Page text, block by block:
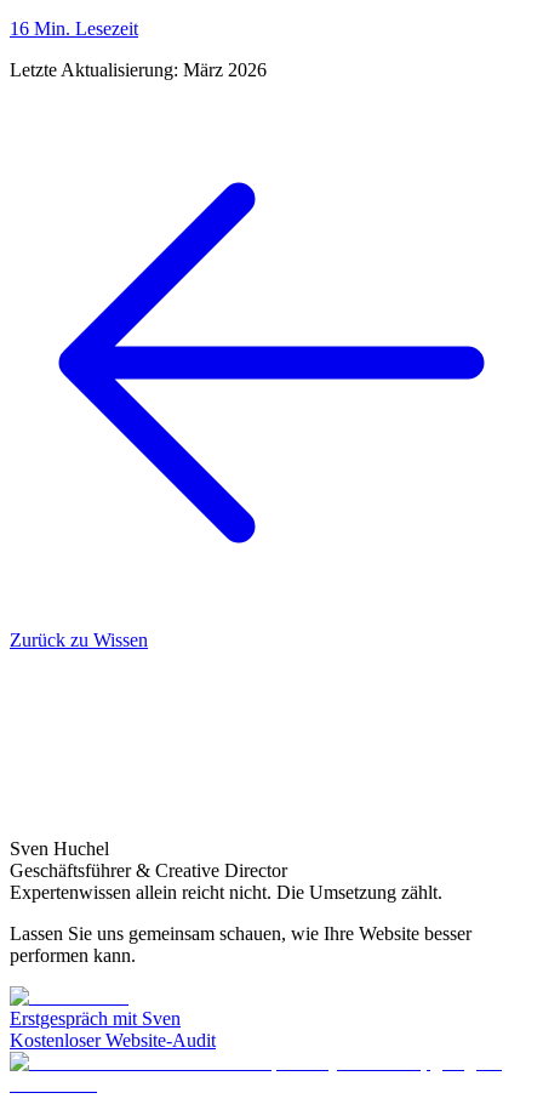
16 Min. Lesezeit
Letzte Aktualisierung: März 2026
Zurück zu Wissen
Sven Huchel
Geschäftsführer & Creative Director
Expertenwissen allein reicht nicht. Die Umsetzung zählt.
Lassen Sie uns gemeinsam schauen, wie Ihre Website besser
performen kann.
Erstgespräch mit Sven
Kostenloser Website-Audit